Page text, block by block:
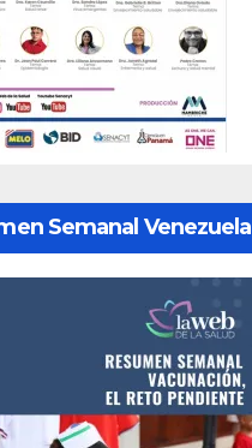
Semanal Venezuela